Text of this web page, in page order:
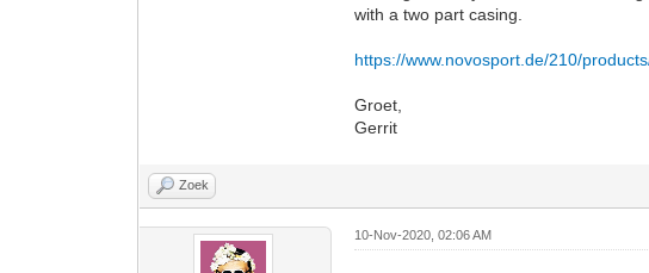
with a two part casing.
https://www.novosport.de/210/
Groet,
Gerrit
Zoek
10-Nov-2020, 02:06 AM